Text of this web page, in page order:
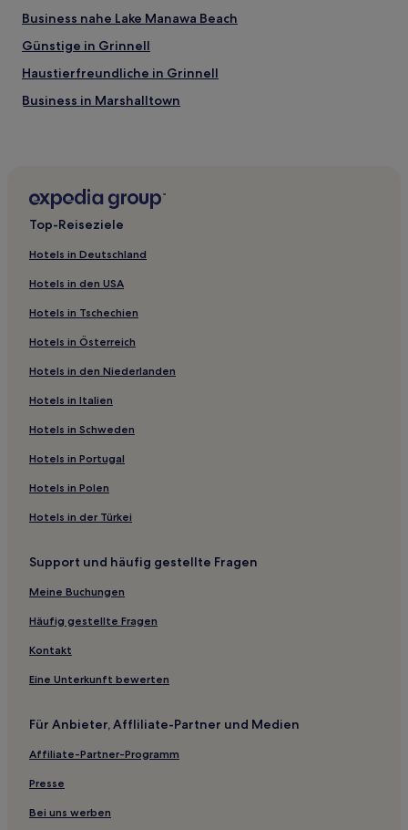
Business nahe Lake Manawa Beach
Günstige in Grinnell
Haustierfreundliche in Grinnell
Business in Marshalltown
Hotels mit inbegriffenem Frühstück in Denison
Haustierfreundliche in Waterloo
Hotels mit inbegriffenem Frühstück in Waterloo
Günstige in Waterloo
Günstige in Ottumwa
Günstige in East Central Iowa
Günstige in Osceola
Familien in Newton
Günstige in Oskaloosa
Hotels mit Parkplatz in Oskaloosa
Hotels mit inbegriffenem Frühstück in Clive
Familien in Clive
Van Meter Hotels
Halbur Hotels
Hotels nahe Mahanay Memorial Carillon Tower
Hotels nahe RVP~1875 Historic Furniture Shop & Museum
Dayton Hotels
Iowa: Hotels
Coon Rapids Hotels
Kelley Hotels
Sherman Hill: Hotels
Top-Reiseziele
Hotels in Deutschland
Hotels in den USA
Hotels in Tschechien
Hotels in Österreich
Hotels in den Niederlanden
Hotels in Italien
Hotels in Schweden
Hotels in Portugal
Hotels in Polen
Hotels in der Türkei
Support und häufig gestellte Fragen
Meine Buchungen
Häufig gestellte Fragen
Kontakt
Eine Unterkunft bewerten
Für Anbieter, Affliliate-Partner und Medien
Affiliate-Partner-Programm
Presse
Bei uns werben